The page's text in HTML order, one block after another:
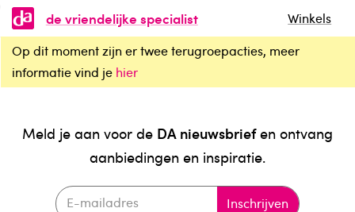
de vriendelijke specialist
Winkels
Op dit moment zijn er twee terugroepacties, meer
informatie vind je hier
Meld je aan voor de DA nieuwsbriefen ontvang
aanbiedingen en inspiratie.
Inschrijven